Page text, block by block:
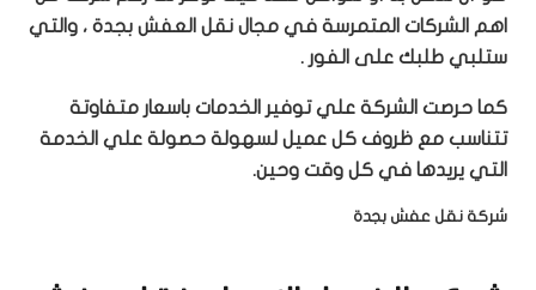
اهم الشركات المتمرسة في مجال نقل العفش بجدة ، والتي
ستلبي طلبك على الفور .
كما حرصت الشركة علي توفير الخدمات باسعار متفاوتة
تتناسب مع ظروف كل عميل لسهولة حصولة علي الخدمة
التي يريدها في كل وقت وحين.
شركة نقل عفش بجدة